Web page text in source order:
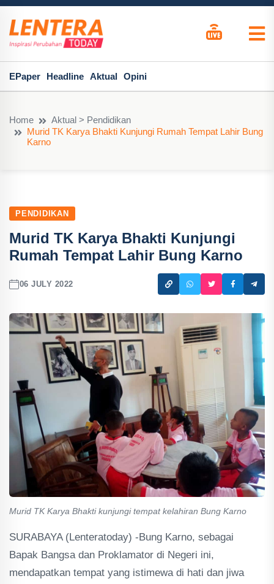
EPaper Headline Aktual Opini
Home
Aktual > Pendidikan
Murid TK Karya Bhakti Kunjungi Rumah Tempat Lahir Bung
Karno
PENDIDIKAN
Murid TK Karya Bhakti Kunjungi
Rumah Tempat Lahir Bung Karno
06 JULY 2022
Murid TK Karya Bhakti kunjungi tempat kelahiran Bung Karno
SURABAYA (Lenteratoday) -Bung Karno, sebagai
Bapak Bangsa dan Proklamator di Negeri ini,
mendapatkan tempat yang istimewa di hati dan jiwa